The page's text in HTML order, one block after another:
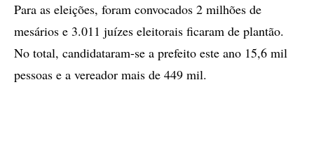
Para as eleições, foram convocados 2 milhões de
mesários e 3.011 juízes eleitorais ficaram de plantão.
No total, candidataram-se a prefeito este ano 15,6 mil
pessoas e a vereador mais de 449 mil.